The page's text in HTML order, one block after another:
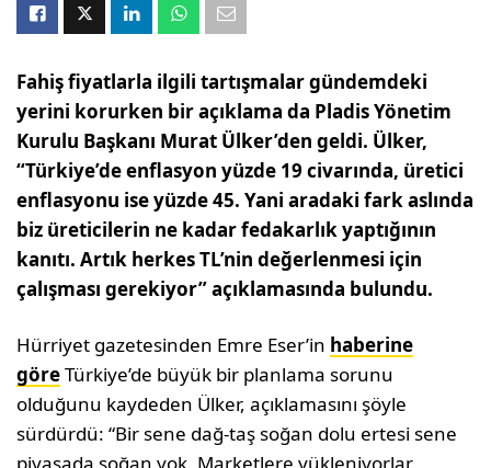
Fahiş fiyatlarla ilgili tartışmalar gündemdeki
yerini korurken bir açıklama da Pladis Yönetim
Kurulu Başkanı Murat Ülker’den geldi. Ülker,
“Türkiye’de enflasyon yüzde 19 civarında, üretici
enflasyonu ise yüzde 45. Yani aradaki fark aslında
biz üreticilerin ne kadar fedakarlık yaptığının
kanıtı. Artık herkes TL’nin değerlenmesi için
çalışması gerekiyor” açıklamasında bulundu.
Hürriyet gazetesinden Emre Eser’in haberine
göreTürkiye’de büyük bir planlama sorunu
olduğunu kaydeden Ülker, açıklamasını şöyle
sürdürdü: “Bir sene dağ-taş soğan dolu ertesi sene